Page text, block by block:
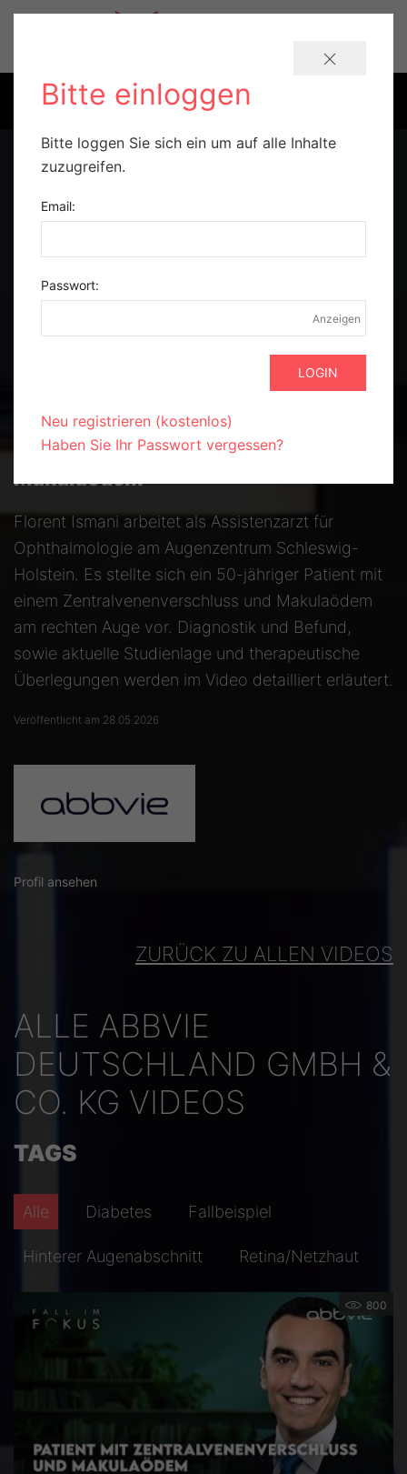
einen Patienten mit
Zentralvenenverschluss und
Makulaödem
Florent Ismani arbeitet als Assistenzarzt für
Ophthalmologie am Augenzentrum Schleswig-
Holstein. Es stellte sich ein 50-jähriger Patient mit
einem Zentralvenenverschluss und Makulaödem
am rechten Auge vor. Diagnostik und Befund,
sowie aktuelle Studienlage und therapeutische
Überlegungen werden im Video detailliert erläutert.
Veröffentlicht am 28.05.2026
Profil ansehen
ZURÜCK ZU ALLEN VIDEOS
ALLE ABBVIE
DEUTSCHLAND GMBH &
CO. KG VIDEOS
TAGS
Alle Diabetes Fallbeispiel
Hinterer Augenabschnitt Retina/Netzhaut
800
Bitte einloggen
Bitte loggen Sie sich ein um auf alle Inhalte
zuzugreifen.
Email:
Passwort:
Anzeigen
Neu registrieren (kostenlos)
Haben Sie Ihr Passwort vergessen?